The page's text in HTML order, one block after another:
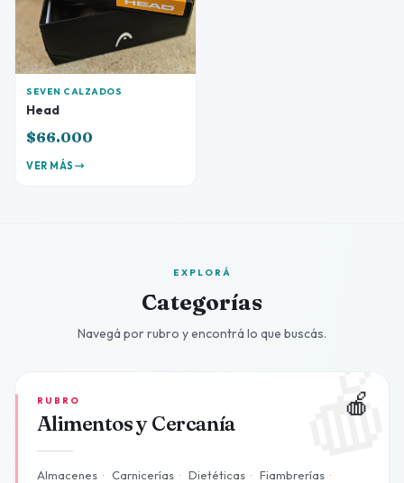
SEVEN CALZADOS
Head
$66.000
VER MÁS
EXPLORÁ
Categorías
Navegá por rubro y encontrá lo que buscás.
🍎
RUBRO
Alimentos y Cercanía
Almacenes · Carnicerías · Dietéticas · Fiambrerías ·